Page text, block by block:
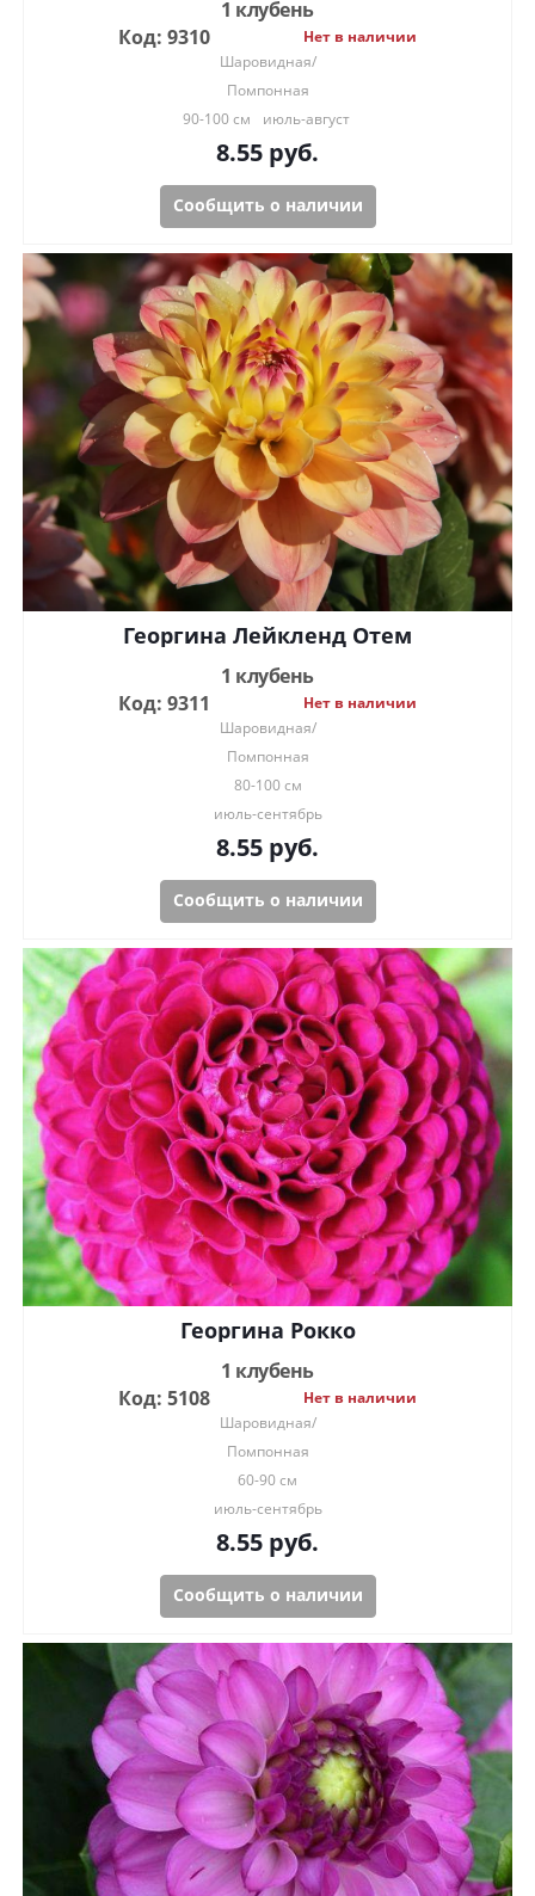
1 клубень
Код: 9310
Нет в наличии
Шаровидная/
Помпонная
90-100 см
июль-август
8.55 руб.
Сообщить о наличии
Георгина Лейкленд Отем
1 клубень
Код: 9311
Нет в наличии
Шаровидная/
Помпонная
80-100 см
июль-сентябрь
8.55 руб.
Сообщить о наличии
Георгина Рокко
1 клубень
Код: 5108
Нет в наличии
Шаровидная/
Помпонная
60-90 см
июль-сентябрь
8.55 руб.
Сообщить о наличии